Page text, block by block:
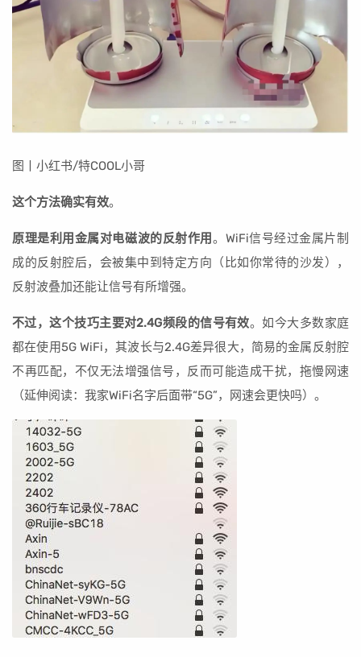
图丨小红书/特COOL小哥
这个方法确实有效。
原理是利用金属对电磁波的反射作用。WiFi信号经过金属片制
成的反射腔后，会被集中到特定方向（比如你常待的沙发），
反射波叠加还能让信号有所增强。
不过，这个技巧主要对2.4G频段的信号有效。如今大多数家庭
都在使用5G WiFi，其波长与2.4G差异很大，简易的金属反射腔
不再匹配，不仅无法增强信号，反而可能造成干扰，拖慢网速
（延伸阅读：我家WiFi名字后面带“5G”，网速会更快吗）。